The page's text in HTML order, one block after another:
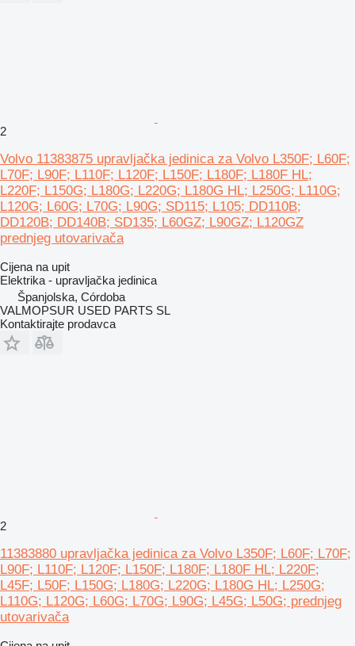
2
Volvo 11383875 upravljačka jedinica za Volvo L350F; L60F;
L70F; L90F; L110F; L120F; L150F; L180F; L180F HL;
L220F; L150G; L180G; L220G; L180G HL; L250G; L110G;
L120G; L60G; L70G; L90G; SD115; L105; DD110B;
DD120B; DD140B; SD135; L60GZ; L90GZ; L120GZ
prednjeg utovarivača
Cijena na upit
Elektrika - upravljačka jedinica
Španjolska, Córdoba
VALMOPSUR USED PARTS SL
Kontaktirajte prodavca
2
11383880 upravljačka jedinica za Volvo L350F; L60F; L70F;
L90F; L110F; L120F; L150F; L180F; L180F HL; L220F;
L45F; L50F; L150G; L180G; L220G; L180G HL; L250G;
L110G; L120G; L60G; L70G; L90G; L45G; L50G; prednjeg
utovarivača